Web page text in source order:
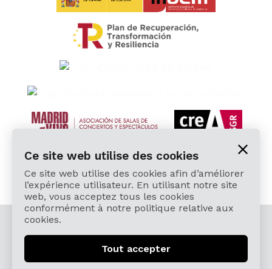
© 2026 Cardamomo Flamenco Madrid - Tous droits
réservés.
Mentions légales y Politique de confidentialité
Ce site web utilise des cookies
Ce site web utilise des cookies afin d’améliorer
l’expérience utilisateur. En utilisant notre site
web, vous acceptez tous les cookies
conformément à notre politique relative aux
cookies.
Tout accepter